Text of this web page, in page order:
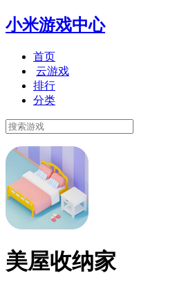
小米游戏中心
首页
云游戏
排行
分类
美屋收纳家